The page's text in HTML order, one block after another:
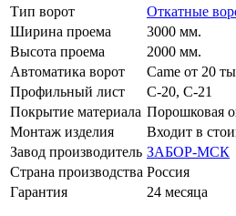
Тип ворот
Откатные
Ширина проема
3000 мм.
Высота проема
2000 мм.
Автоматика ворот
Came от 20
Профильный лист
С-20, С-21
Покрытие материала Порошковая
Монтаж изделия
Входит в
Завод производитель ЗАБОР-МСК
Страна производства Россия
Гарантия
24 месяца